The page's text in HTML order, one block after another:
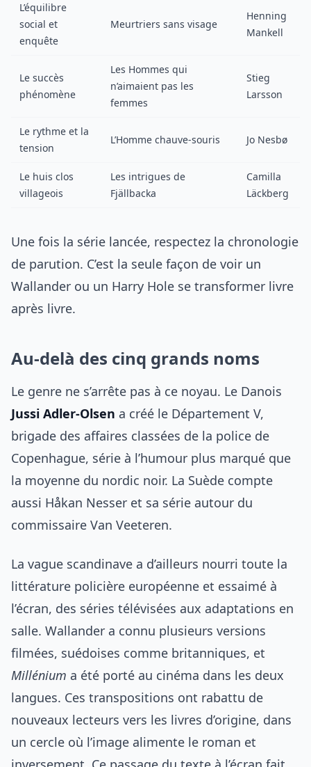
L’équilibre
social et
enquête
Meurtriers sans visage
Henning
Mankell
Le succès
phénomène
Les Hommes qui
n’aimaient pas les
femmes
Stieg
Larsson
Le rythme et la
tension
L’Homme chauve-souris Jo Nesbø
Le huis clos
villageois
Les intrigues de
Fjällbacka
Camilla
Läckberg
Une fois la série lancée, respectez la chronologie
de parution. C’est la seule façon de voir un
Wallander ou un Harry Hole se transformer livre
après livre.
Au-delà des cinq grands noms
Le genre ne s’arrête pas à ce noyau. Le Danois
Jussi Adler-Olsen a créé le Département V,
brigade des affaires classées de la police de
Copenhague, série à l’humour plus marqué que
la moyenne du nordic noir. La Suède compte
aussi Håkan Nesser et sa série autour du
commissaire Van Veeteren.
La vague scandinave a d’ailleurs nourri toute la
littérature policière européenne et essaimé à
l’écran, des séries télévisées aux adaptations en
salle. Wallander a connu plusieurs versions
filmées, suédoises comme britanniques, et
Millénium a été porté au cinéma dans les deux
langues. Ces transpositions ont rabattu de
nouveaux lecteurs vers les livres d’origine, dans
un cercle où l’image alimente le roman et